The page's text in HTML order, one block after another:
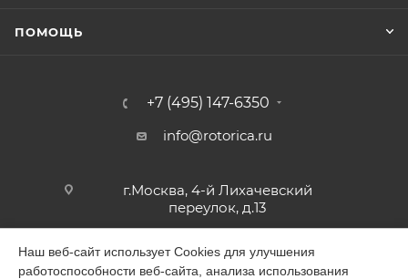
ПОМОЩЬ
+7 (495) 147-6350
info@rotorica.ru
г.Москва, 4-й Лихачевский
переулок, д.13
Наш веб-сайт использует Cookies для улучшения
работоспособности веб-сайта, анализа использования